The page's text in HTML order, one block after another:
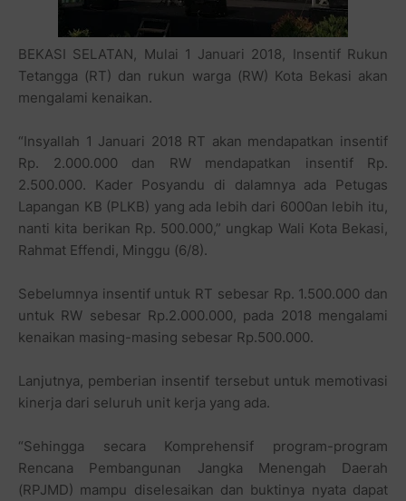
BEKASI SELATAN, Mulai 1 Januari 2018, Insentif Rukun
Tetangga (RT) dan rukun warga (RW) Kota Bekasi akan
mengalami kenaikan.
“Insyallah 1 Januari 2018 RT akan mendapatkan insentif
Rp. 2.000.000 dan RW mendapatkan insentif Rp.
2.500.000. Kader Posyandu di dalamnya ada Petugas
Lapangan KB (PLKB) yang ada lebih dari 6000an lebih itu,
nanti kita berikan Rp. 500.000,” ungkap Wali Kota Bekasi,
Rahmat Effendi, Minggu (6/8).
Sebelumnya insentif untuk RT sebesar Rp. 1.500.000 dan
untuk RW sebesar Rp.2.000.000, pada 2018 mengalami
kenaikan masing-masing sebesar Rp.500.000.
Lanjutnya, pemberian insentif tersebut untuk memotivasi
kinerja dari seluruh unit kerja yang ada.
“Sehingga secara Komprehensif program-program
Rencana Pembangunan Jangka Menengah Daerah
(RPJMD) mampu diselesaikan dan buktinya nyata dapat